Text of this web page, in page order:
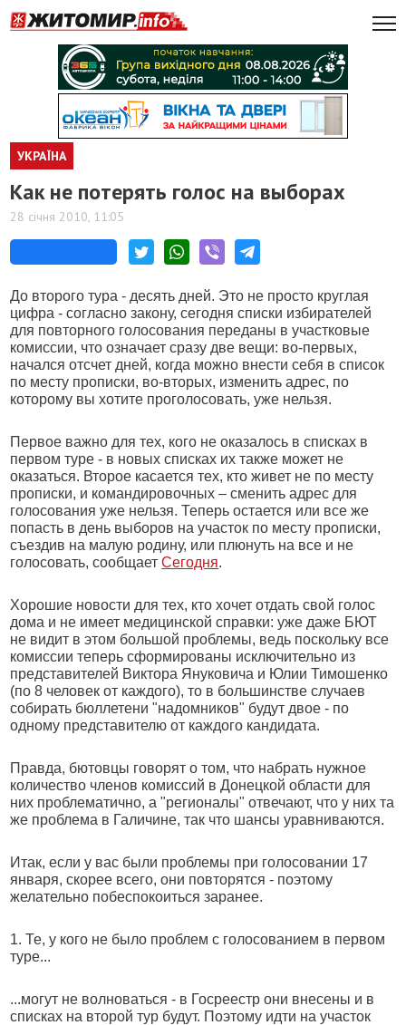
УКРАЇНА
Как не потерять голос на выборах
28 січня 2010, 11:05
До второго тура - десять дней. Это не просто круглая
цифра - согласно закону, сегодня списки избирателей
для повторного голосования переданы в участковые
комиссии, что означает сразу две вещи: во-первых,
начался отсчет дней, когда можно внести себя в список
по месту прописки, во-вторых, изменить адрес, по
которому вы хотите проголосовать, уже нельзя.
Первое важно для тех, кого не оказалось в списках в
первом туре - в новых списках их также может не
оказаться. Второе касается тех, кто живет не по месту
прописки, и командировочных – сменить адрес для
голосования уже нельзя. Теперь остается или все же
попасть в день выборов на участок по месту прописки,
съездив на малую родину, или плюнуть на все и не
голосовать, сообщаетСегодня.
Хорошие новости для тех, кто хочет отдать свой голос
дома и не имеет медицинской справки: уже даже БЮТ
не видит в этом большой проблемы, ведь поскольку все
комиссии теперь сформированы исключительно из
представителей Виктора Януковича и Юлии Тимошенко
(по 8 человек от каждого), то в большинстве случаев
собирать бюллетени "надомников" будут двое - по
одному представителю от каждого кандидата.
Правда, бютовцы говорят о том, что набрать нужное
количество членов комиссий в Донецкой области для
них проблематично, а "регионалы" отвечают, что у них та
же проблема в Галичине, так что шансы уравниваются.
Итак, если у вас были проблемы при голосовании 17
января, скорее всего, они повторятся - поэтому
желательно побеспокоиться заранее.
1. Те, у кого не было проблем с голосованием в первом
туре...
...могут не волноваться - в Госреестр они внесены и в
списках на второй тур будут. Поэтому идти на участок